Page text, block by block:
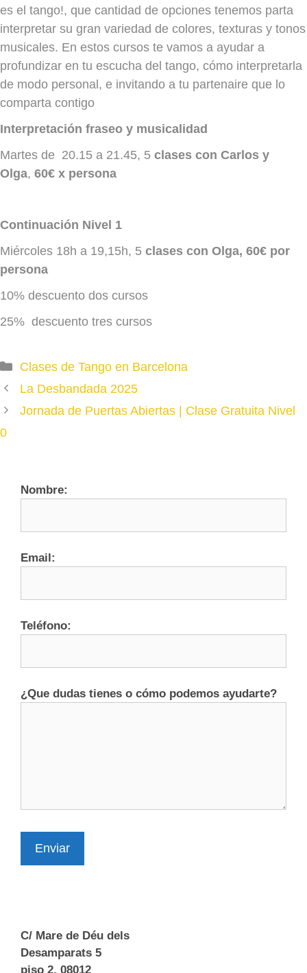
es el tango!, que cantidad de opciones tenemos parta
interpretar su gran variedad de colores, texturas y tonos
musicales. En estos cursos te vamos a ayudar a
profundizar en tu escucha del tango, cómo interpretarla
de modo personal, e invitando a tu partenaire que lo
comparta contigo
Interpretación fraseo y musicalidad
Martes de 20.15 a 21.45, 5 clases con Carlos y
Olga, 60€ x persona
Continuación Nivel 1
Miércoles 18h a 19,15h, 5 clases con Olga, 60€ por
persona
10% descuento dos cursos
25% descuento tres cursos
Categories
Clases de Tango en Barcelona
La Desbandada 2025
Jornada de Puertas Abiertas | Clase Gratuita Nivel
0
Nombre:
Email:
Teléfono:
¿Que dudas tienes o cómo podemos ayudarte?
Enviar
C/ Mare de Déu dels
Desamparats 5
piso 2, 08012